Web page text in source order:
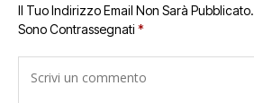
Il Tuo Indirizzo Email Non Sarà Pubblicato.
Sono Contrassegnati *